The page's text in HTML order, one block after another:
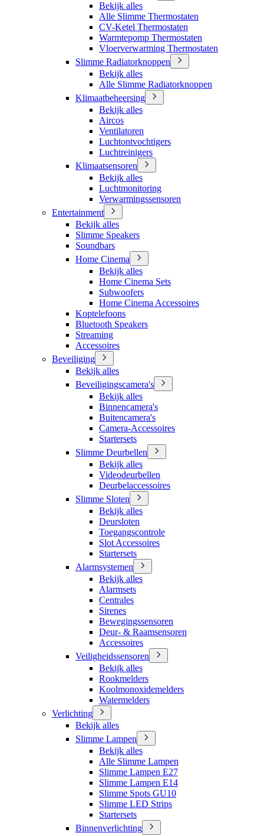
Bekijk alles
Alle Slimme Thermostaten
CV-Ketel Thermostaten
Warmtepomp Thermostaten
Vloerverwarming Thermostaten
Slimme Radiatorknoppen
Bekijk alles
Alle Slimme Radiatorknoppen
Klimaatbeheersing
Bekijk alles
Aircos
Ventilatoren
Luchtontvochtigers
Luchtreinigers
Klimaatsensoren
Bekijk alles
Luchtmonitoring
Verwarmingssensoren
Entertainment
Bekijk alles
Slimme Speakers
Soundbars
Home Cinema
Bekijk alles
Home Cinema Sets
Subwoofers
Home Cinema Accessoires
Koptelefoons
Bluetooth Speakers
Streaming
Accessoires
Beveiliging
Bekijk alles
Beveiligingscamera's
Bekijk alles
Binnencamera's
Buitencamera's
Camera-Accessoires
Startersets
Slimme Deurbellen
Bekijk alles
Videodeurbellen
Deurbelaccessoires
Slimme Sloten
Bekijk alles
Deursloten
Toegangscontrole
Slot Accessoires
Startersets
Alarmsystemen
Bekijk alles
Alarmsets
Centrales
Sirenes
Bewegingssensoren
Deur- & Raamsensoren
Accessoires
Veiligheidssensoren
Bekijk alles
Rookmelders
Koolmonoxidemelders
Watermelders
Verlichting
Bekijk alles
Slimme Lampen
Bekijk alles
Alle Slimme Lampen
Slimme Lampen E27
Slimme Lampen E14
Slimme Spots GU10
Slimme LED Strips
Startersets
Binnenverlichting